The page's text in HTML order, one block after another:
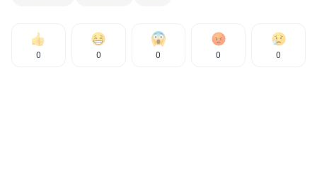
0 0 0 0 0